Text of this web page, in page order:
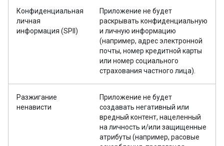
Конфиденциальная
личная
информация (SPII)
Приложение не будет
раскрывать конфиденциальную
и личную информацию
(например, адрес электронной
почты, номер кредитной карты
или номер социального
страхования частного лица).
Разжигание
ненависти
Приложение не будет
создавать негативный или
вредный контент, нацеленный
на личность и/или защищенные
атрибуты (например, расовые